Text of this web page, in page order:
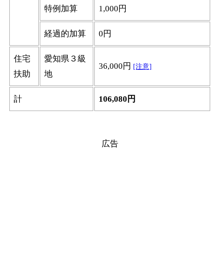
特例加算 1,000円
経過的加算 0円
住宅
扶助
愛知県３級
地
36,000円 [注意]
計 106,080円